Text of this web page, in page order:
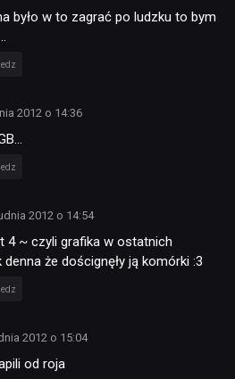
było w to zagrać po ludzku to bym
2012 o 14:36
2012 o 14:54
4 ~ czyli grafika w ostatnich
że doścignęły ją komórki :3
2012 o 15:04
od roja